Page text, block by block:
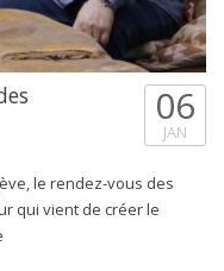
06
JAN
le rendez-vous des
qui vient de créer le